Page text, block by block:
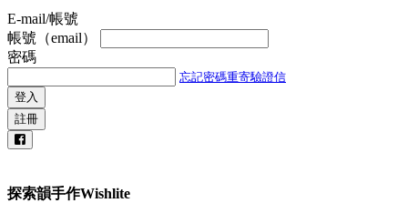
E-mail/帳號
帳號（email）
密碼
忘記密碼重寄驗證信
登入
註冊
探索韻手作Wishlite